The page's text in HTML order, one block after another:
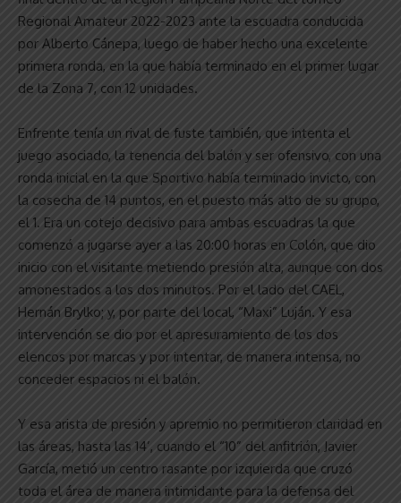
Regional Amateur 2022-2023 ante la escuadra conducida
por Alberto Cánepa, luego de haber hecho una excelente
primera ronda, en la que había terminado en el primer lugar
de la Zona 7, con 12 unidades.
Enfrente tenía un rival de fuste también, que intenta el
juego asociado, la tenencia del balón y ser ofensivo, con una
ronda inicial en la que Sportivo había terminado invicto, con
la cosecha de 14 puntos, en el puesto más alto de su grupo,
el 1. Era un cotejo decisivo para ambas escuadras la que
comenzó a jugarse ayer a las 20:00 horas en Colón, que dio
inicio con el visitante metiendo presión alta, aunque con dos
amonestados a los dos minutos. Por el lado del CAEL,
Hernán Brylko; y, por parte del local, “Maxi” Luján. Y esa
intervención se dio por el apresuramiento de los dos
elencos por marcas y por intentar, de manera intensa, no
conceder espacios ni el balón.
Y esa arista de presión y apremio no permitieron claridad en
las áreas, hasta las 14’, cuando el “10” del anfitrión, Javier
García, metió un centro rasante por izquierda que cruzó
toda el área de manera intimidante para la defensa del